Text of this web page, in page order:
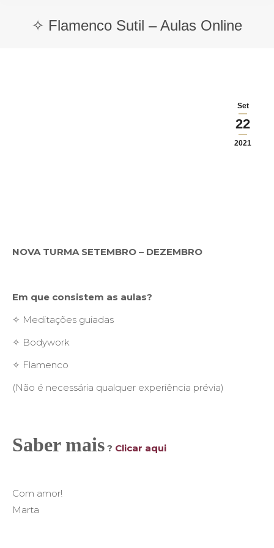
✧ Flamenco Sutil – Aulas Online
Set
22
2021
NOVA TURMA SETEMBRO – DEZEMBRO
Em que consistem as aulas?
✧ Meditações guiadas
✧ Bodywork
✧ Flamenco
(Não é necessária qualquer experiência prévia)
Saber mais ? Clicar aqui
Com amor!
Marta